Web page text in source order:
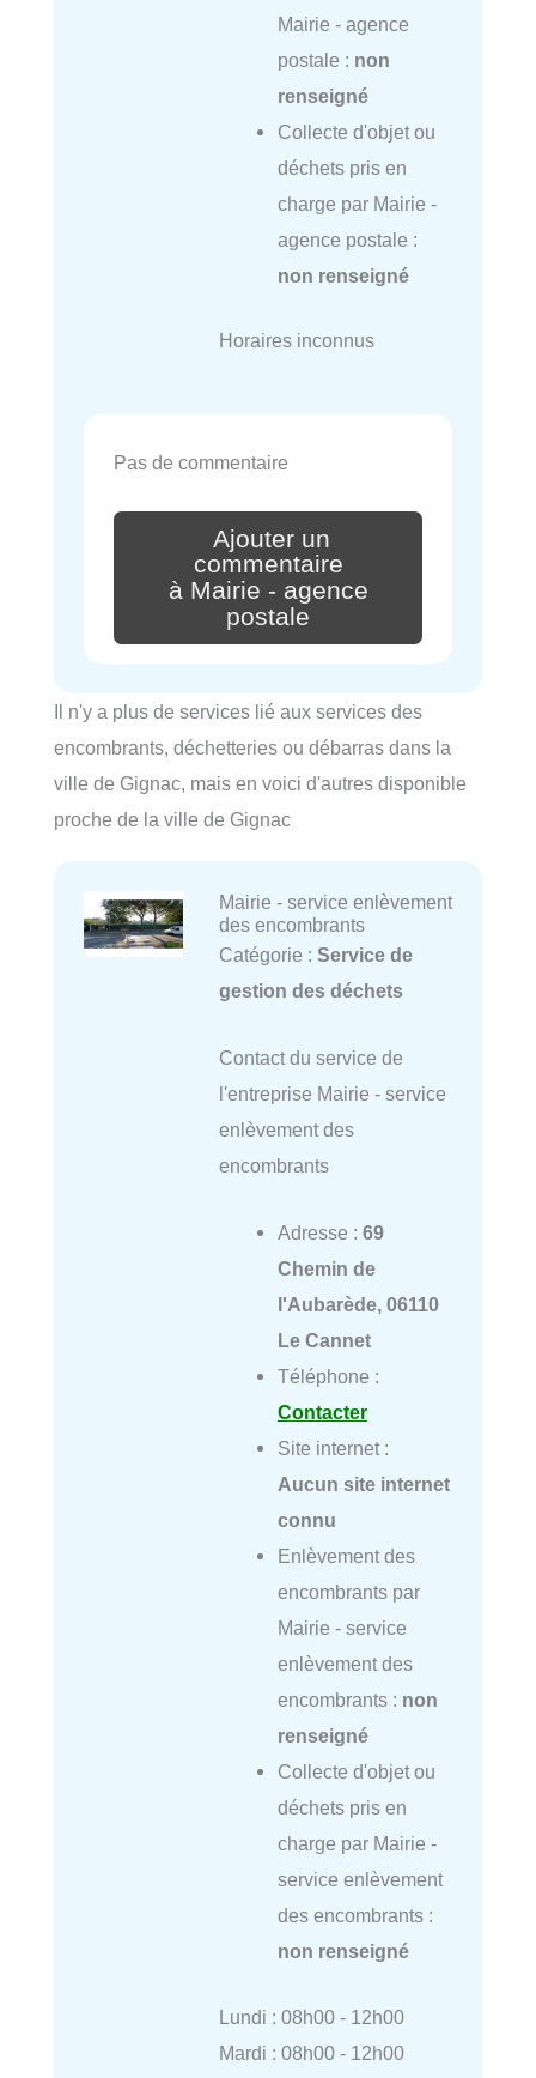
Mairie - agence
postale : non
renseigné
Collecte d'objet ou
déchets pris en
charge par Mairie -
agence postale :
non renseigné
Horaires inconnus
Pas de commentaire
Ajouter un
commentaire
à Mairie - agence
postale
Il n'y a plus de services lié aux services des
encombrants, déchetteries ou débarras dans la
ville de Gignac, mais en voici d'autres disponible
proche de la ville de Gignac
Mairie - service enlèvement
des encombrants
Catégorie : Service de
gestion des déchets
Contact du service de
l'entreprise Mairie - service
enlèvement des
encombrants
Adresse : 69
Chemin de
l'Aubarède, 06110
Le Cannet
Téléphone :
Contacter
Site internet :
Aucun site internet
connu
Enlèvement des
encombrants par
Mairie - service
enlèvement des
encombrants : non
renseigné
Collecte d'objet ou
déchets pris en
charge par Mairie -
service enlèvement
des encombrants :
non renseigné
Lundi : 08h00 - 12h00
Mardi : 08h00 - 12h00